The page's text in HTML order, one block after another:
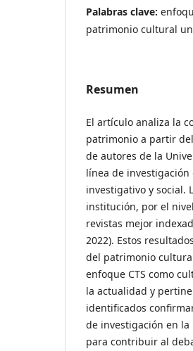
Palabras clave:
patrimonio cultural
Resumen
El artículo analiza la
patrimonio a partir
de autores de la
línea de
investigativo y social.
institución, por el
revistas mejor
2022). Estos
del patrimonio
enfoque CTS como
la actualidad y
identificados
de investigación en
para contribuir al